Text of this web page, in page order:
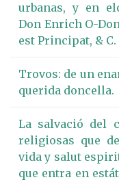
urbanas, y en
Don Enrich O-
est Principat, & C.
Trovos: de un
querida doncella.
La salvació del
religiosas que
vida y salut
que entra en